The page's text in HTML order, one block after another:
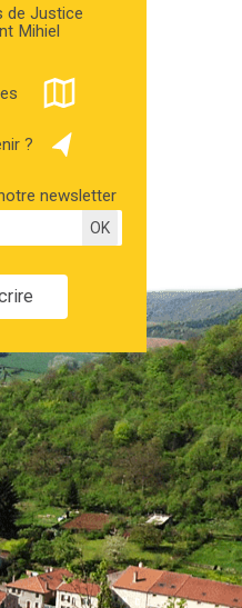
de Justice
Mihiel
?
newsletter